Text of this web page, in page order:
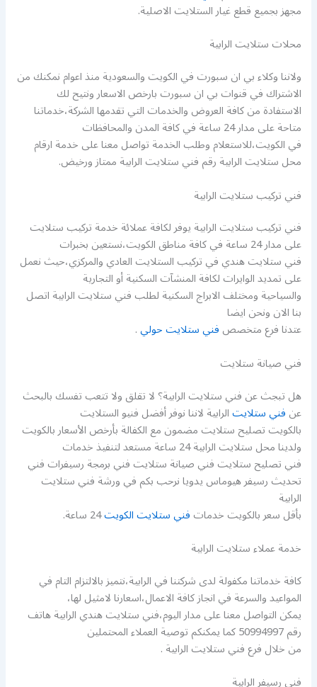
مجهز بجميع قطع غيار الستلايت الاصلية.
محلات ستلايت الرابية
ولاننا وكلاء بي ان سبورت في الكويت والسعودية منذ اعوام نمكنك من
الاشتراك في قنوات بي ان سبورت بارخص الاسعار ونتيح لك
الاستفادة من كافة العروض والخدمات التي تقدمها الشركة،خدماتنا
متاحة على مدار 24 ساعة في كافة المدن والمحافظات
في الكويت،للاستعلام وطلب الخدمة تواصل معنا على خدمة ارقام
محل ستلايت الرابية رقم فني ستلايت الرابية ممتاز ورخيض.
فني تركيب ستلايت الرابية
فني تركيب ستلايت الرابية يوفر لكافة عملائة خدمة تركيب ستلايت
على مدار 24 ساعة في كافة مناطق الكويت،نستعين بخبرات
فني ستلايت هندي في تركيب الستلايت العادي والمركزي،حيث نعمل
على تمديد الوايرات لكافة المنشآت السكنية أو التجارية
والسياحية ومختلف الابراج السكنية لطلب فني ستلايت الرابية اتصل
بنا الان ونحن ايضا
عتدنا فرع متخصصفني ستلايت حولي.
فني صيانة ستلايت
هل تبجث عن فني ستلايت الرابية؟ لا تقلق ولا تتعب تفسك بالبحث
عنفني ستلايتالرابية لاننا نوفر أفضل فنيو الستلايت
بالكويت تصليح ستلايت مضمون مع الكفالة بأرخص الأسعار بالكويت
ولدينا محل ستلايت الرابية 24 ساعة مستعد لتنفيذ خدمات
فني تصليح ستلايت فني صيانة ستلايت فني برمجة رسيفرات فني
تحديث رسيفر هيوماس يدويا نرحب بكم في ورشة فني ستلايت
الرابية
بأقل سعر بالكويت خدماتفني ستلايت الكويت24 ساعة.
خدمة عملاء ستلايت الرابية
كافة خدماتنا مكفولة لدى شركتنا في الرابية،نتميز بالالتزام التام في
المواعيد والسرعة في انجاز كافة الاعمال،اسعارنا لامثيل لها،
يمكن التواصل معنا على مدار اليوم،فني ستلايت هندي الرابية هاتف
رقم 50994997 كما يمكنكم توصية العملاء المحتملين
من خلال فرع فني ستلايت الرابية .
فني رسيفر الرابية